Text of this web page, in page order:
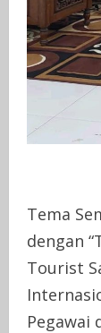
Tema
dengan
Tourist
Pegawai